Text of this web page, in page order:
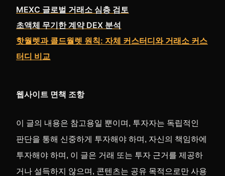
MEXC 글로벌 거래소 심층 검토
초액체 무기한 계약 DEX 분석
핫월렛과 콜드월렛 원칙: 자체 커스터디와 거래소 커스
터디 비교
웹사이트 면책 조항
이 글의 내용은 참고용일 뿐이며, 투자자는 독립적인
판단을 통해 신중하게 투자해야 하며, 자신의 책임하에
투자해야 하며, 이 글은 거래 또는 투자 근거를 제공하
거나 설득하지 않으며, 콘텐츠는 공유 목적으로만 사용